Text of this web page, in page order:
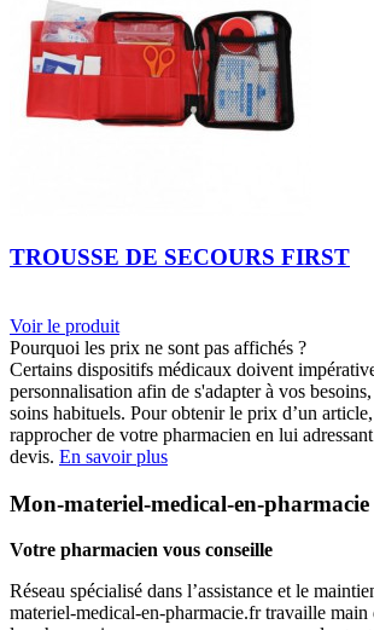
TROUSSE DE SECOURS FIRST
Voir le produit
Pourquoi les prix ne sont pas affichés ?
Certains dispositifs médicaux doivent
personnalisation afin de s'adapter à vos
soins habituels. Pour obtenir le prix d’un
rapprocher de votre pharmacien en lui
devis. En savoir plus
Mon-materiel-medical-en-pharmacie
Votre pharmacien vous conseille
Réseau spécialisé dans l’assistance et le
materiel-medical-en-pharmacie.fr travaille main